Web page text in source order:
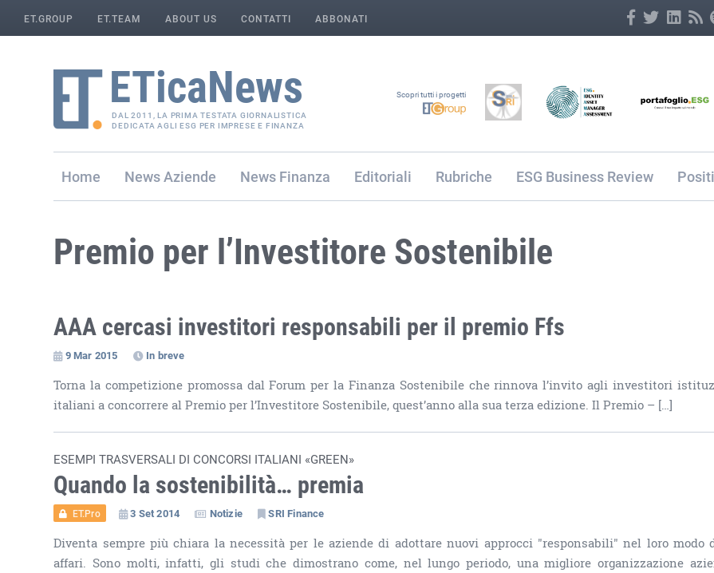
ET.GROUP ET.TEAM ABOUT US CONTATTI ABBONATI
DAL 2011, LA PRIMA TESTATA GIORNALISTICA
DEDICATA AGLI ESG PER IMPRESE E FINANZA
Scopri tutti i progetti
Home Aziende Finanza Editoriali Rubriche ESG Business Review
Premio per l’Investitore Sostenibile
AAA cercasi investitori responsabili per il premio Ffs
9 Mar 2015 In breve
Torna la competizione promossa dal Forum per la Finanza Sostenibile che rinnova l’invito agli investitori
italiani a concorrere al Premio per l’Investitore Sostenibile, quest’anno alla sua terza edizione. Il Premio – […]
ESEMPI TRASVERSALI DI CONCORSI ITALIANI «GREEN»
Quando la sostenibilità… premia
ET.Pro 3 Set 2014 Notizie SRI Finance
Diventa sempre più chiara la necessità per le aziende di adottare nuovi approcci "responsabili" nel loro modo
affari. Sono molti, infatti, gli studi che dimostrano come, nel lungo periodo, una migliore organizzazione